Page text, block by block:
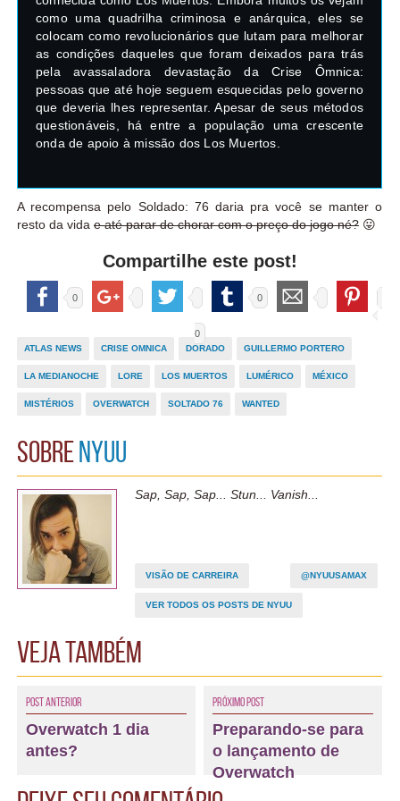
como uma quadrilha criminosa e anárquica, eles se
colocam como revolucionários que lutam para melhorar
as condições daqueles que foram deixados para trás
pela avassaladora devastação da Crise Ômnica:
pessoas que até hoje seguem esquecidas pelo governo
que deveria lhes representar. Apesar de seus métodos
questionáveis, há entre a população uma crescente
onda de apoio à missão dos Los Muertos.
A recompensa pelo Soldado: 76 daria pra você se manter o
resto da vida e até parar de chorar com o preço do jogo né? 😛
Compartilhe este post!
0 0
0
ATLAS NEWS CRISE OMNICA DORADO GUILLERMO PORTERO
LA MEDIANOCHE LORE LOS MUERTOS LUMÉRICO MÉXICO
MISTÉRIOS OVERWATCH SOLTADO 76 WANTED
SobreNyuu
Sap, Sap, Sap... Stun... Vanish...
VISÃO DE CARREIRA @NYUUSAMAX
VER TODOS OS POSTS DE NYUU
Veja também
Post Anterior
Overwatch 1 dia
antes?
Próximo Post
Preparando-se para
o lançamento de
Overwatch